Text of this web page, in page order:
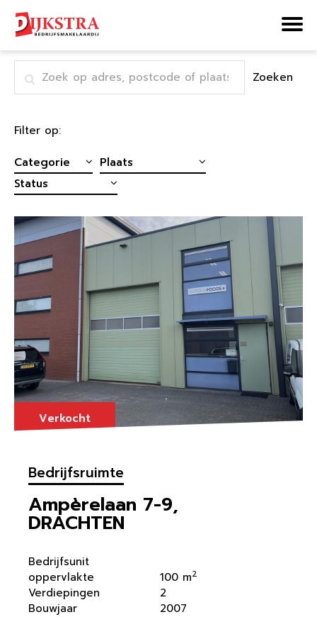
Home Verhuurd en verkocht
Zoeken
Filter op:
Verkocht
Bedrijfsruimte
Ampèrelaan 7-9,
DRACHTEN
Bedrijfsunit
oppervlakte
Verdiepingen
Bouwjaar
100 m2
2
2007